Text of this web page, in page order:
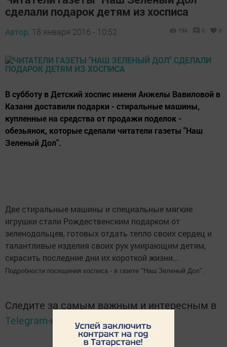
сделали подарок детям из хосписа
Автор, 18 января 2016 - 10:52 739 0 0
В субботу в Детский хоспис имени Анжелы Вавиловой в
Казани доставили подарки - стиральные машины,
купленные на средства от продажи поделок -
обезьянок, которые сделали читатели газеты "Наш
Зеленый Дол".
Две стиральные машины и специальные мягкие
игрушки стали Рождественским подарком от
зеленодольцев, готовых отдать тепло своих сердец и
талантливые изделия своих рук умирающим детям,
скрасить последние дни их короткой жизни...
Подробности посещения хосписа - в газете "Наш Зеленый Дол".
Следите за самым важным и интересным в
Telegram-канале
Татмедиа